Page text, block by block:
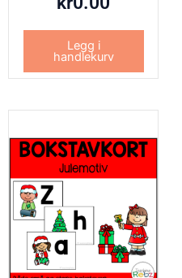
Legg i
handlekurv